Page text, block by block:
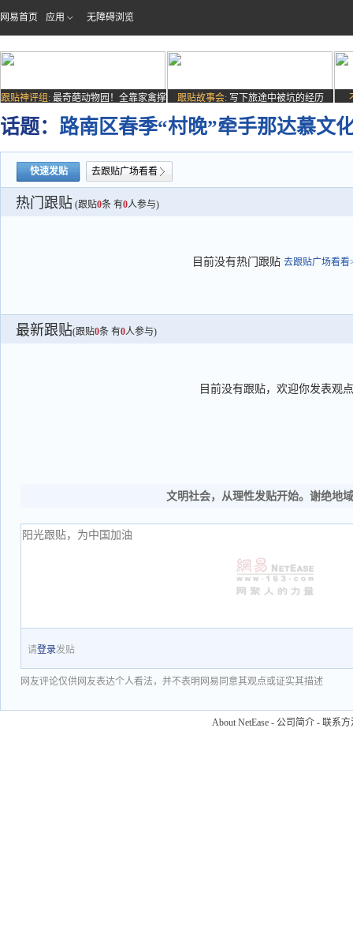
网易首页 应用 无障碍浏览
跟贴神评组: 最奇葩动物园！全靠家禽撑
场子
跟贴故事会: 写下旅途中被坑的经历
话题： 路南区春季“村晚”牵手那达慕文
快速发贴 去跟贴广场看看
热门跟贴 (跟贴0条 有0人参与)
目前没有热门跟贴 去跟贴广场看看
最新跟贴(跟贴0条 有0人参与)
目前没有跟贴，欢迎你发表观点
文明社会，从理性发贴开始。谢绝地
请登录发贴
网友评论仅供网友表达个人看法，并不表明网易同意其观点或证实其描述
About NetEase - 公司简介 - 联系方